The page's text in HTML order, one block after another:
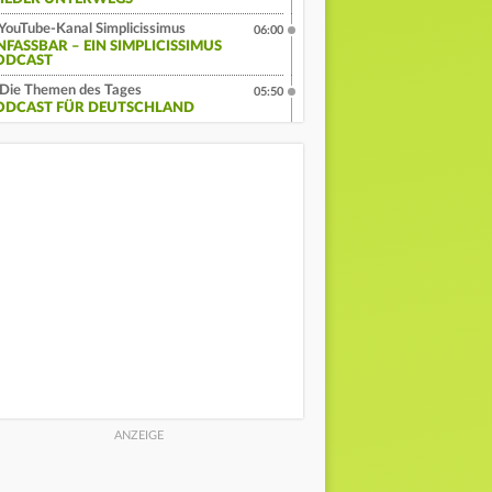
YouTube-Kanal Simplicissimus
– EIN SIMPLICISSIMUS
06:00
Die Themen des Tages
FÜR DEUTSCHLAND
05:50